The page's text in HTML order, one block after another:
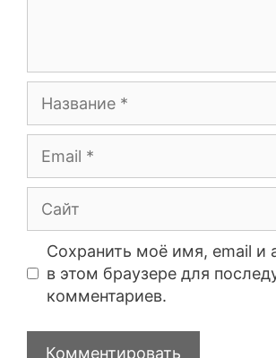
Сохранить моё имя, email и
в этом браузере для
комментариев.